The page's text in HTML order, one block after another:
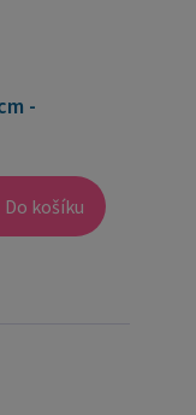
-
Do košíku